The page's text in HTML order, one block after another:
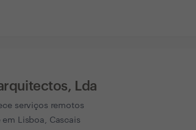
Lda
serviços remotos
em Lisboa, Cascais